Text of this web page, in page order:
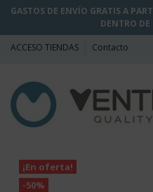
GASTOS DE ENVÍO GRATIS A
DENTRO
ACCESO TIENDAS Contacto
¡En oferta!
-50%